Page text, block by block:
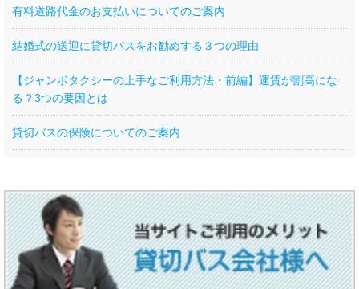
有料道路代金のお支払いについてのご案内
結婚式の送迎に貸切バスをお勧めする３つの理由
【ジャンボタクシーの上手なご利用方法・前編】運賃が割高にな
る？3つの要因とは
貸切バスの保険についてのご案内